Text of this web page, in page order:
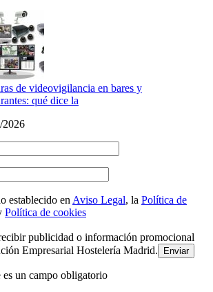
de videovigilancia en bares y
qué dice la
2026
establecido enAviso Legal, la Política de
Política de cookies
publicidad o información promocional
Empresarial Hostelería Madrid.
un campo obligatorio